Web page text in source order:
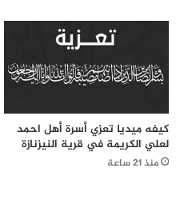
كيفه ميديا تعزي أسرة أهل احمد
لعلي الكريمة في قرية النيزنازة
منذ 21 ساعة